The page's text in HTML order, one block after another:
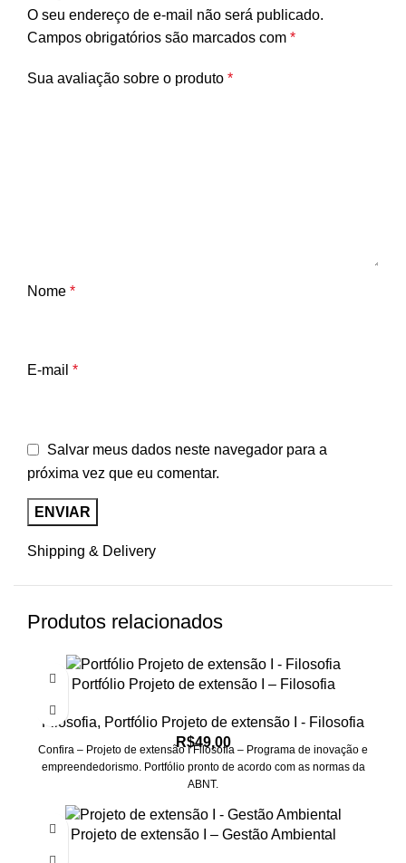
O seu endereço de e-mail não será publicado.
Campos obrigatórios são marcados com *
Sua avaliação sobre o produto *
Nome *
E-mail *
Salvar meus dados neste navegador para a
próxima vez que eu comentar.
Shipping & Delivery
Produtos relacionados
Portfólio Projeto de extensão I – Filosofia
Filosofia, Portfólio Projeto de extensão I - Filosofia
R$49,00
Confira – Projeto de extensão I Filosofia – Programa de inovação e
empreendedorismo. Portfólio pronto de acordo com as normas da
ABNT.
Projeto de extensão I – Gestão Ambiental